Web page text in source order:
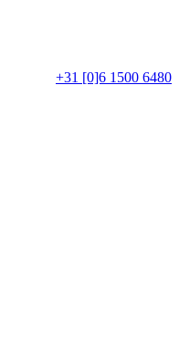
+31 [0]6 1500 6480